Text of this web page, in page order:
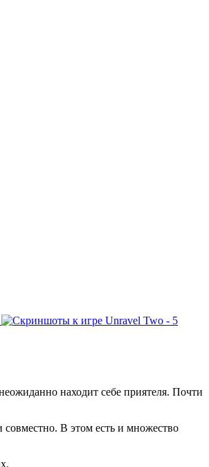
находит себе приятеля. Почти
В этом есть и множество